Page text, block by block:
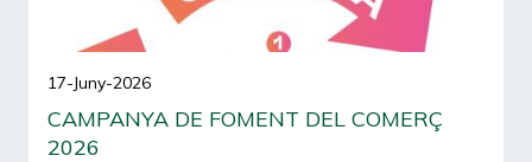
17-Juny-2026
CAMPANYA DE FOMENT DEL COMERÇ
2026